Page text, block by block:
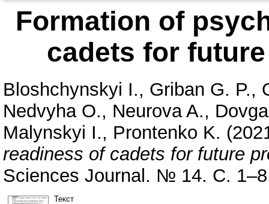
Formation of
cadets for
Bloshchynskyi I., Griban G. P.,
Nedvyha O., Neurova A.,
Malynskyi I., Prontenko K.
readiness of cadets for future
Sciences Journal. № 14. С.
Текст